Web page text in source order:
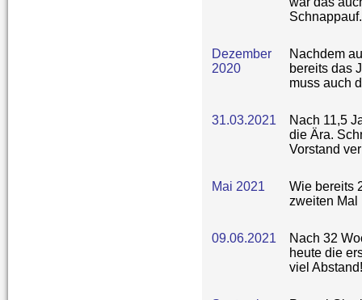
Schnappauf.
Dezember
2020
Nachdem
bereits das
muss auch
31.03.2021
Nach 11,5
die Ära.
Vorstand
Mai 2021
Wie bereits
zweiten Mal
09.06.2021
Nach 32
heute die
viel Abstand!